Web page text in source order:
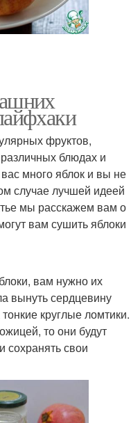
фруктов,
блюдах и
много яблок и вы не
случае лучшей идеей
мы расскажем вам о
вам сушить яблоки
вам нужно их
вынуть сердцевину
круглые ломтики.
то они будут
сохранять свои